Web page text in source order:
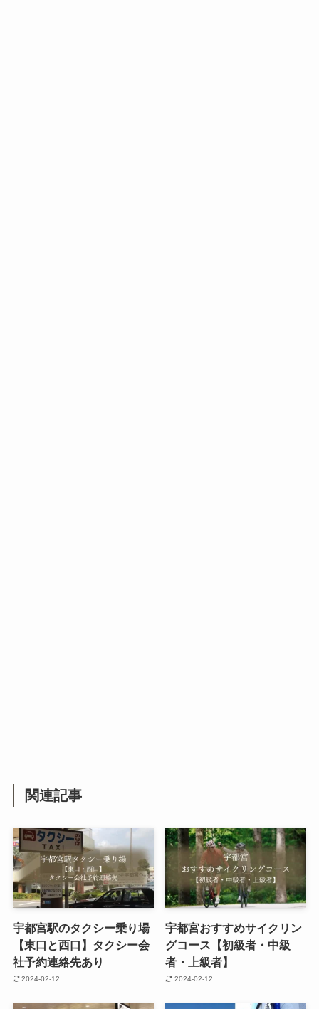
関連記事
宇都宮駅のタクシー乗り場
【東口と西口】タクシー会
社予約連絡先あり
2024-02-12
宇都宮おすすめサイクリン
グコース【初級者・中級
者・上級者】
2024-02-12